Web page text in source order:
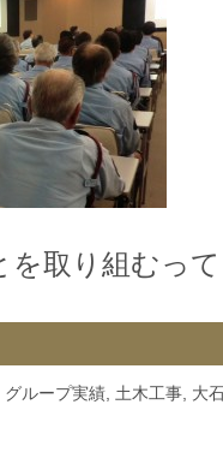
を取り組むっ
グループ実績 土木工事 大